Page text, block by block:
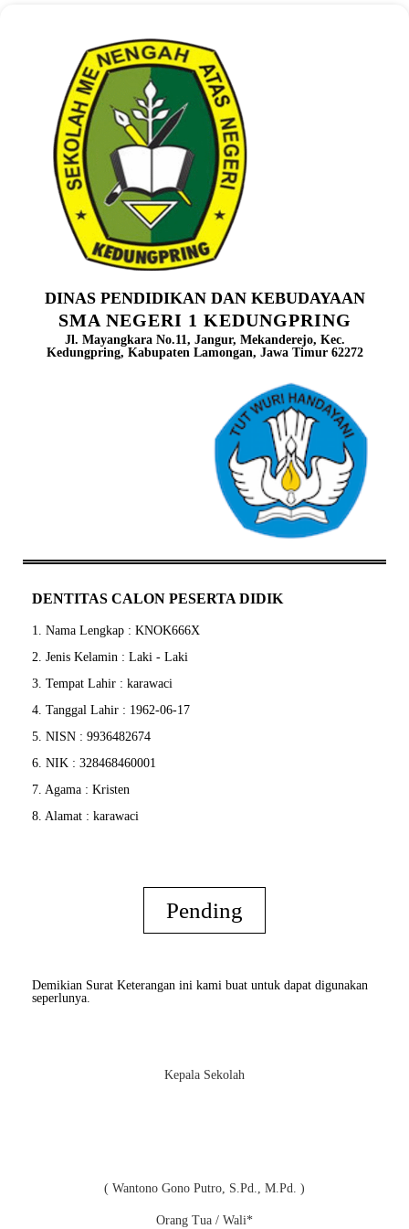
DINAS PENDIDIKAN DAN KEBUDAYAAN
SMA NEGERI 1 KEDUNGPRING
Jl. Mayangkara No.11, Jangur, Mekanderejo, Kec.
Kedungpring, Kabupaten Lamongan, Jawa Timur 62272
DENTITAS CALON PESERTA DIDIK
1. Nama Lengkap : KNOK666X
2. Jenis Kelamin : Laki - Laki
3. Tempat Lahir : karawaci
4. Tanggal Lahir : 1962-06-17
5. NISN : 9936482674
6. NIK : 328468460001
7. Agama : Kristen
8. Alamat : karawaci
Pending
Demikian Surat Keterangan ini kami buat untuk dapat digunakan
seperlunya.
Kepala Sekolah
( Wantono Gono Putro, S.Pd., M.Pd. )
Orang Tua / Wali*